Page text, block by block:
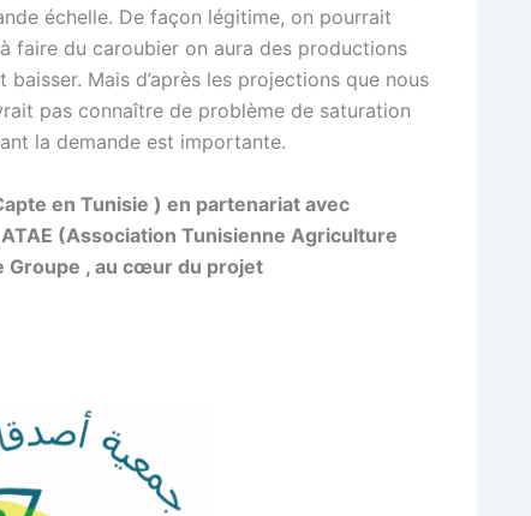
échelle. De façon légitime, on pourrait
faire du caroubier on aura des productions
Mais d’après les projections que nous
pas connaître de problème de saturation
la demande est importante.
en Tunisie ) en partenariat avec
ATAE (Association Tunisienne Agriculture
Groupe , au cœur du projet